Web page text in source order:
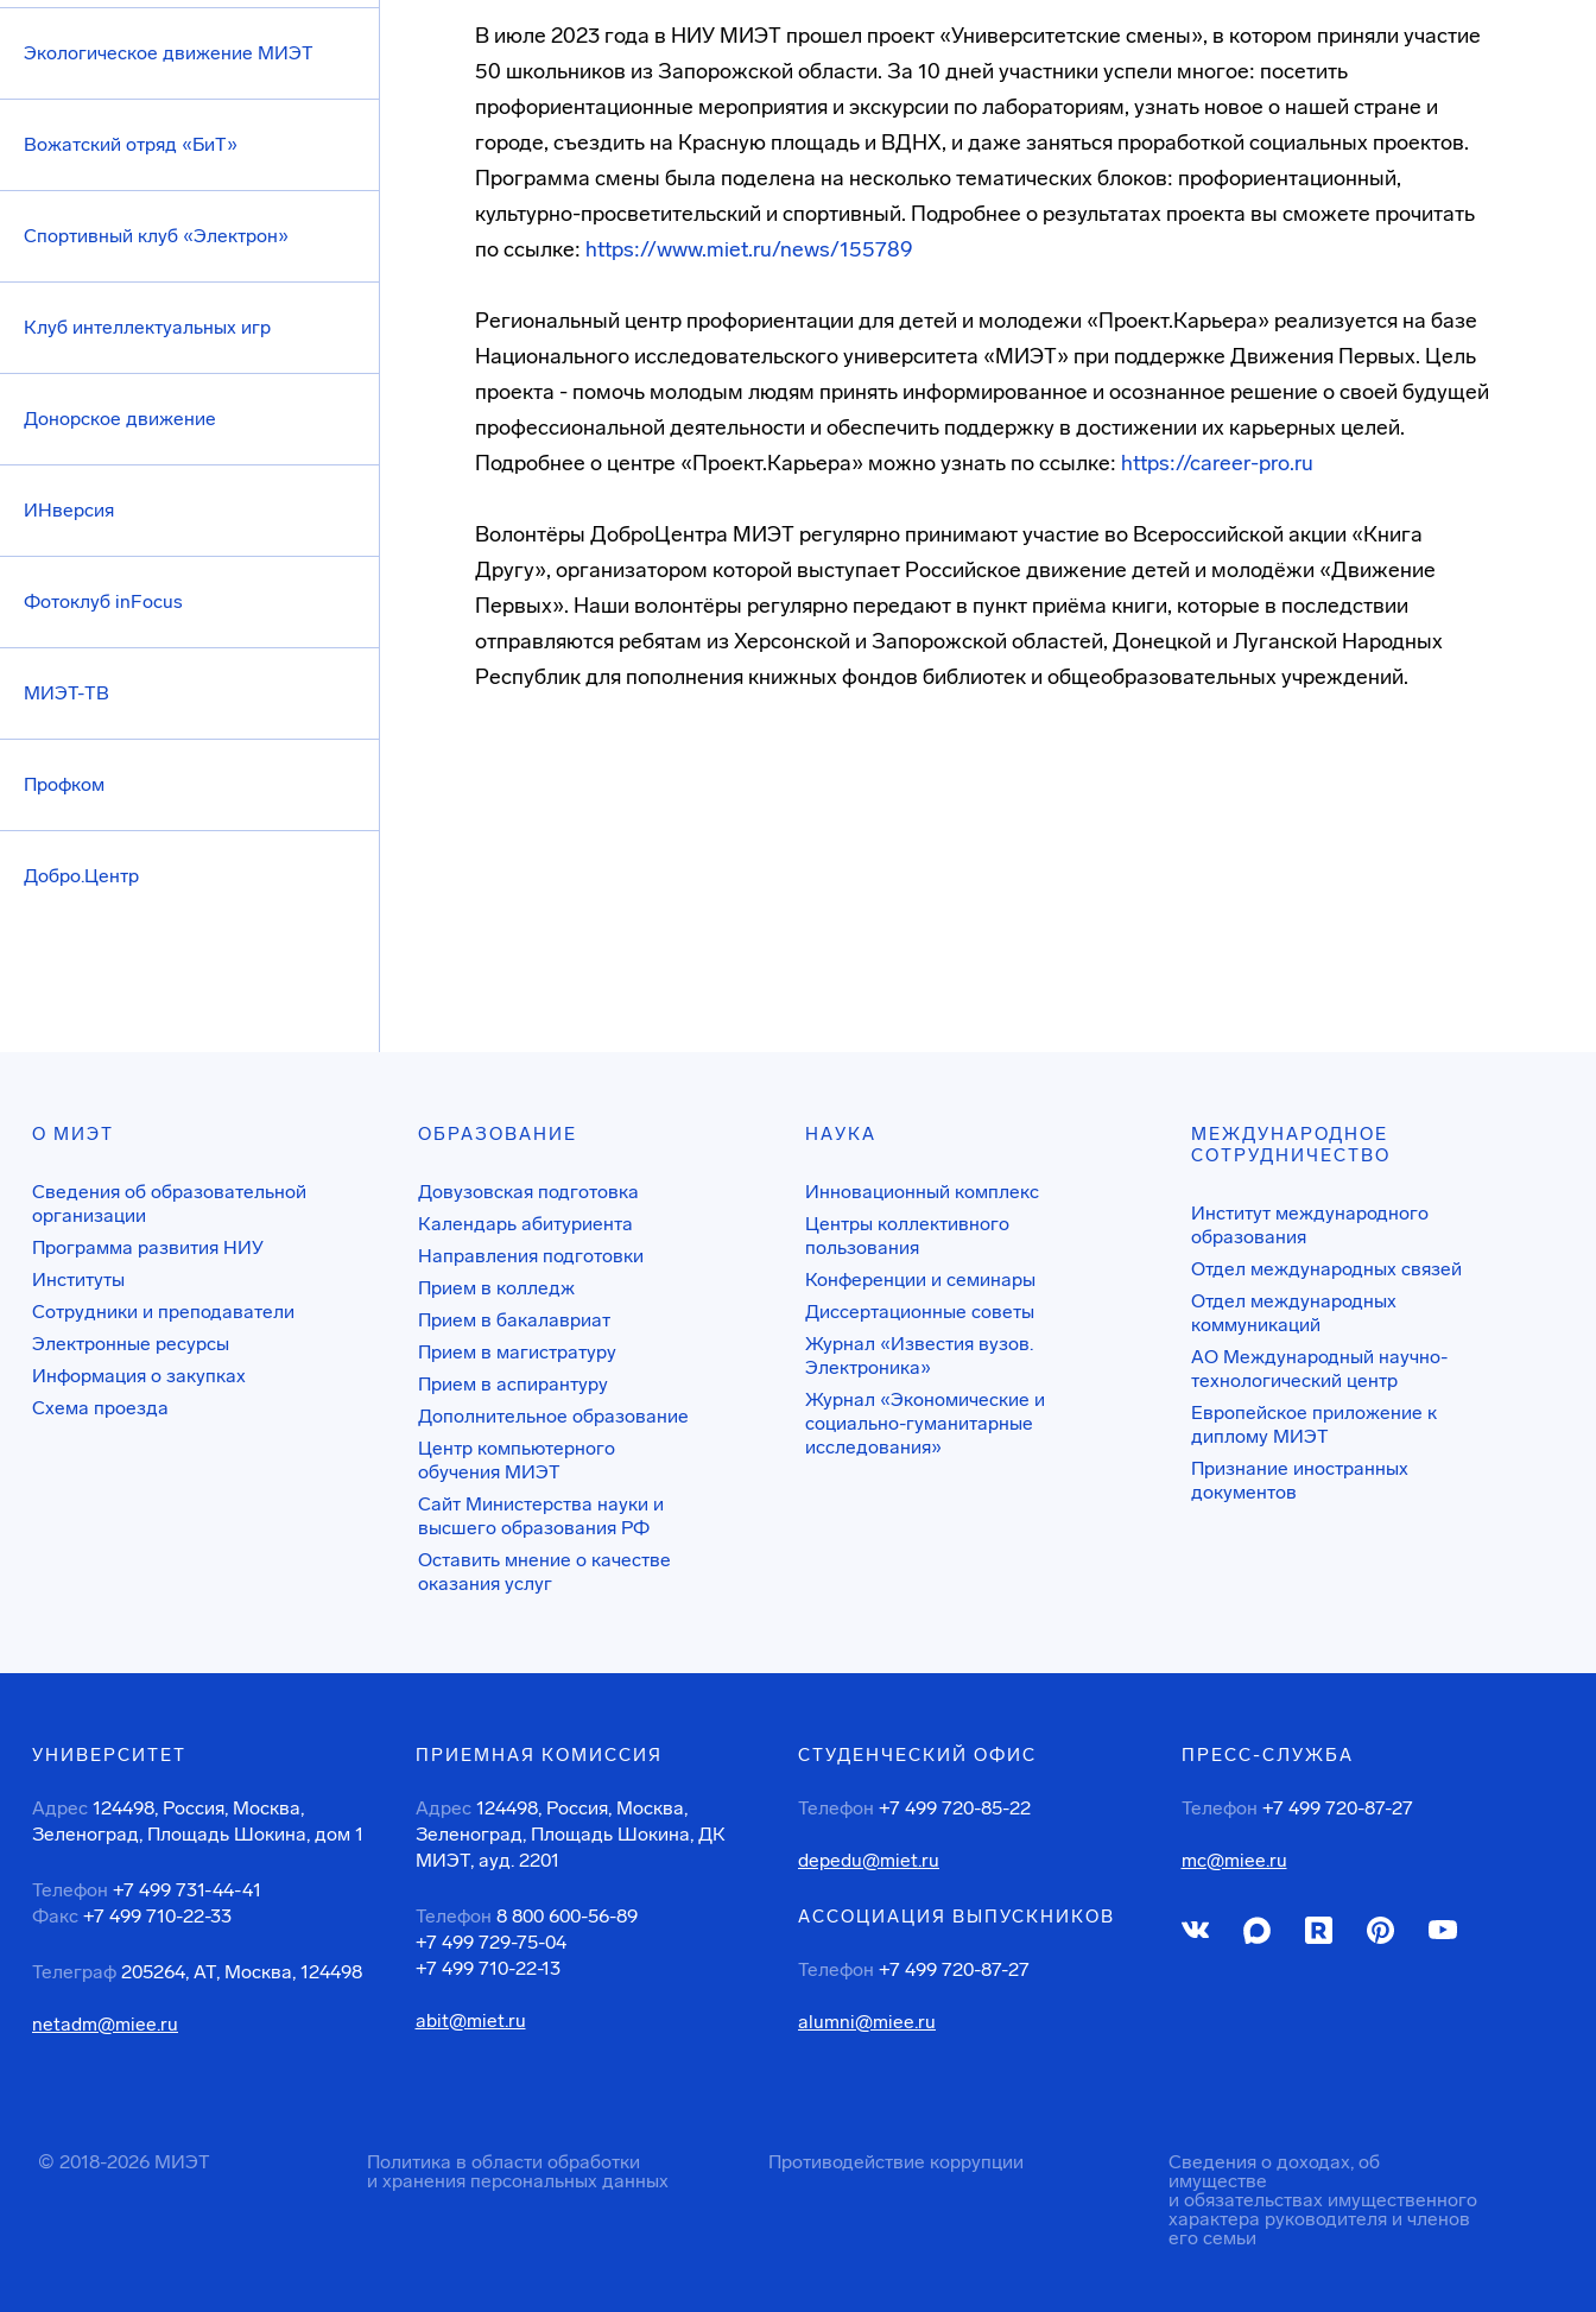
Экологическое движение МИЭТ
Вожатский отряд «БиТ»
Спортивный клуб «Электрон»
Клуб интеллектуальных игр
Донорское движение
ИНверсия
Фотоклуб inFocus
МИЭТ-ТВ
Профком
Добро.Центр
В июле 2023 года в НИУ МИЭТ прошел проект «Университетские смены», в котором приняли участие
50 школьников из Запорожской области. За 10 дней участники успели многое: посетить
профориентационные мероприятия и экскурсии по лабораториям, узнать новое о нашей стране и
городе, съездить на Красную площадь и ВДНХ, и даже заняться проработкой социальных проектов.
Программа смены была поделена на несколько тематических блоков: профориентационный,
культурно-просветительский и спортивный. Подробнее о результатах проекта вы сможете прочитать
по ссылке: https://www.miet.ru/news/155789
Региональный центр профориентации для детей и молодежи «Проект.Карьера» реализуется на базе
Национального исследовательского университета «МИЭТ» при поддержке Движения Первых. Цель
проекта - помочь молодым людям принять информированное и осознанное решение о своей будущей
профессиональной деятельности и обеспечить поддержку в достижении их карьерных целей.
Подробнее о центре «Проект.Карьера» можно узнать по ссылке: https://career-pro.ru
Волонтёры ДоброЦентра МИЭТ регулярно принимают участие во Всероссийской акции «Книга
Другу», организатором которой выступает Российское движение детей и молодёжи «Движение
Первых». Наши волонтёры регулярно передают в пункт приёма книги, которые в последствии
отправляются ребятам из Херсонской и Запорожской областей, Донецкой и Луганской Народных
Республик для пополнения книжных фондов библиотек и общеобразовательных учреждений.
О МИЭТ
Сведения об образовательной
организации
Программа развития НИУ
Институты
Сотрудники и преподаватели
Электронные ресурсы
Информация о закупках
Схема проезда
ОБРАЗОВАНИЕ
Довузовская подготовка
Календарь абитуриента
Направления подготовки
Прием в колледж
Прием в бакалавриат
Прием в магистратуру
Прием в аспирантуру
Дополнительное образование
Центр компьютерного
обучения МИЭТ
Сайт Министерства науки и
высшего образования РФ
Оставить мнение о качестве
оказания услуг
НАУКА
Инновационный комплекс
Центры коллективного
пользования
Конференции и семинары
Диссертационные советы
Журнал «Известия вузов.
Электроника»
Журнал «Экономические и
социально-гуманитарные
исследования»
МЕЖДУНАРОДНОЕ
СОТРУДНИЧЕСТВО
Институт международного
образования
Отдел международных связей
Отдел международных
коммуникаций
АО Международный научно-
технологический центр
Европейское приложение к
диплому МИЭТ
Признание иностранных
документов
УНИВЕРСИТЕТ
Адрес 124498, Россия, Москва,
Зеленоград, Площадь Шокина, дом 1
Телефон +7 499 731-44-41
Факс +7 499 710-22-33
Телеграф 205264, АТ, Москва, 124498
netadm@miee.ru
ПРИЕМНАЯ КОМИССИЯ
Адрес 124498, Россия, Москва,
Зеленоград, Площадь Шокина, ДК
МИЭТ, ауд. 2201
Телефон 8 800 600-56-89
+7 499 729-75-04
+7 499 710-22-13
abit@miet.ru
СТУДЕНЧЕСКИЙ ОФИС
Телефон +7 499 720-85-22
depedu@miet.ru
АССОЦИАЦИЯ ВЫПУСКНИКОВ
Телефон +7 499 720-87-27
alumni@miee.ru
ПРЕСС-СЛУЖБА
Телефон +7 499 720-87-27
mc@miee.ru
© 2018-2026 МИЭТ
Политика в области обработки
и хранения персональных данных
Противодействие коррупции
Сведения о доходах, об
имуществе
и обязательствах имущественного
характера руководителя и членов
его семьи